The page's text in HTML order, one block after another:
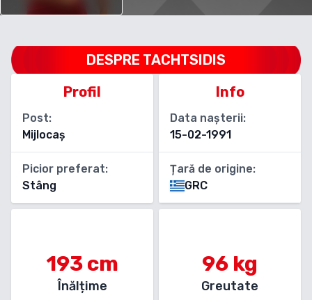
DESPRE TACHTSIDIS
Profil
Post:
Mijlocaș
Picior preferat:
Stâng
Info
Data nașterii:
15-02-1991
Țară de origine:
GRC
193cm
Înălțime
96 kg
Greutate